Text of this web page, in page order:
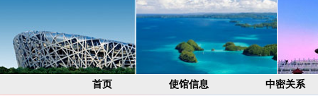
首页 使馆信息 中密关系